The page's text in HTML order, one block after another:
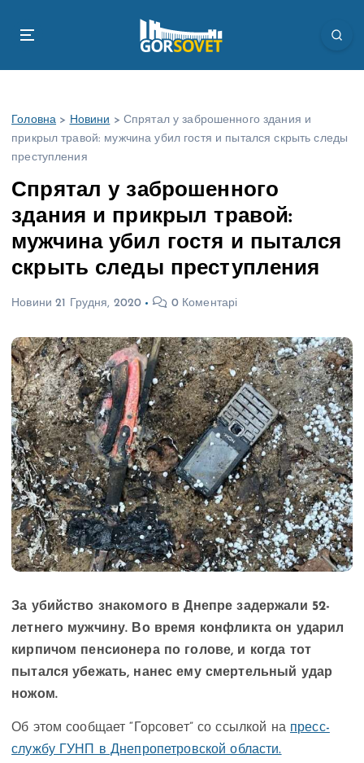
Головна > Новини > Спрятал у заброшенного здания и
прикрыл травой: мужчина убил гостя и пытался скрыть следы
преступления
Спрятал у заброшенного
здания и прикрыл травой:
мужчина убил гостя и пытался
скрыть следы преступления
Новини 21 Грудня, 2020 0 Коментарі
За убийство знакомого в Днепре задержали 52-
летнего мужчину. Во время конфликта он ударил
кирпичом пенсионера по голове, и когда тот
пытался убежать, нанес ему смертельный удар
ножом.
Об этом сообщает “Горсовет” со ссылкой на пресс-
службу ГУНП в Днепропетровской области.